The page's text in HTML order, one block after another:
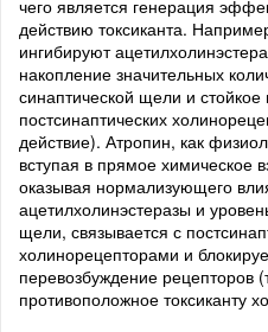
чего является генерация
действию токсиканта.
ингибируют
накопление значительных
синаптической щели и
постсинаптических
действие). Атропин, как
вступая в прямое химическое
оказывая нормализующего
ацетилхолинэстеразы и
щели, связывается с
холинорецепторами и
перевозбуждение рецепторов
противоположное токсиканту